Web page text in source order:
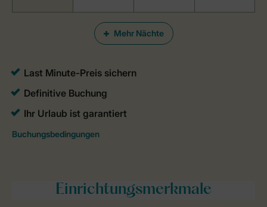
Mehr Nächte
Einrichtungsmerkmale